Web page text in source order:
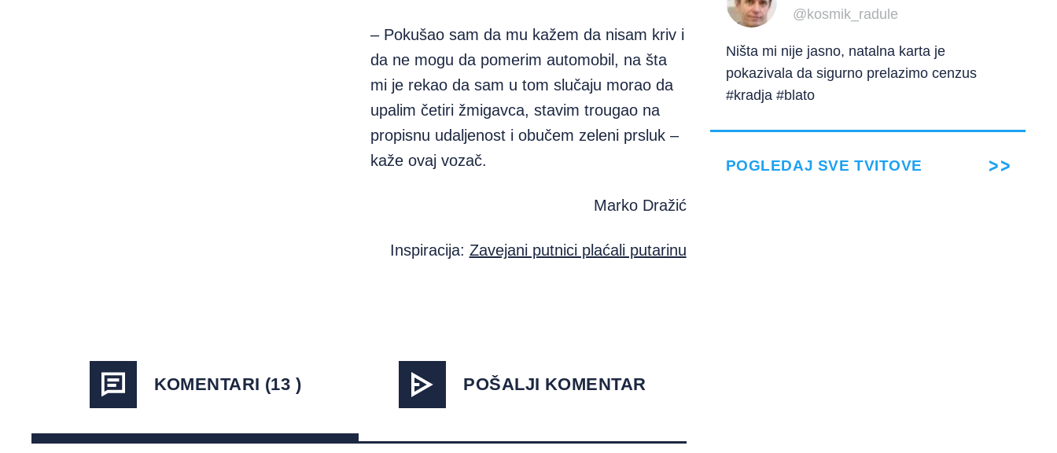
– Pokušao sam da mu kažem da nisam kriv i
da ne mogu da pomerim automobil, na šta
mi je rekao da sam u tom slučaju morao da
upalim četiri žmigavca, stavim trougao na
propisnu udaljenost i obučem zeleni prsluk –
kaže ovaj vozač.
Marko Dražić
Inspiracija: Zavejani putnici plaćali putarinu
KOMENTARI (13 ) POŠALJI KOMENTAR
@kosmik_radule
Ništa mi nije jasno, natalna karta je
pokazivala da sigurno prelazimo cenzus
#kradja #blato
POGLEDAJ SVE TVITOVE